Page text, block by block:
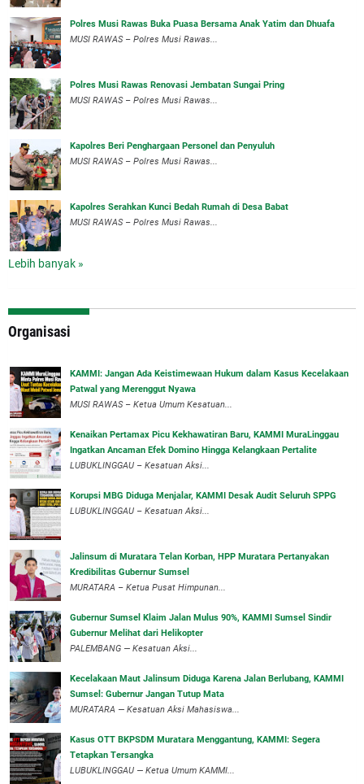
Polres Musi Rawas Buka Puasa Bersama Anak Yatim dan Dhuafa
MUSI RAWAS – Polres Musi Rawas...
Polres Musi Rawas Renovasi Jembatan Sungai Pring
MUSI RAWAS – Polres Musi Rawas...
Kapolres Beri Penghargaan Personel dan Penyuluh
MUSI RAWAS – Polres Musi Rawas...
Kapolres Serahkan Kunci Bedah Rumah di Desa Babat
MUSI RAWAS – Polres Musi Rawas...
Lebih banyak »
Organisasi
‎KAMMI: Jangan Ada Keistimewaan Hukum dalam Kasus Kecelakaan
Patwal yang Merenggut Nyawa
‎MUSI RAWAS – Ketua Umum Kesatuan...
‎Kenaikan Pertamax Picu Kekhawatiran Baru, KAMMI MuraLinggau
Ingatkan Ancaman Efek Domino Hingga Kelangkaan Pertalite
‎LUBUKLINGGAU – Kesatuan Aksi...
Korupsi MBG Diduga Menjalar, KAMMI Desak Audit Seluruh SPPG
‎LUBUKLINGGAU – Kesatuan Aksi...
‎Jalinsum di Muratara Telan Korban, HPP Muratara Pertanyakan
Kredibilitas Gubernur Sumsel
MURATARA – Ketua Pusat Himpunan...
‎Gubernur Sumsel Klaim Jalan Mulus 90%, KAMMI Sumsel Sindir
Gubernur Melihat dari Helikopter
‎PALEMBANG — Kesatuan Aksi...
‎Kecelakaan Maut Jalinsum Diduga Karena Jalan Berlubang, KAMMI
Sumsel: Gubernur Jangan Tutup Mata
‎MURATARA — Kesatuan Aksi Mahasiswa...
‎Kasus OTT BKPSDM Muratara Menggantung, KAMMI: Segera
Tetapkan Tersangka
‎LUBUKLINGGAU — Ketua Umum KAMMI...